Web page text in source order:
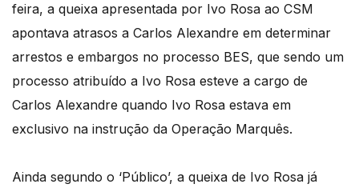
feira, a queixa apresentada por Ivo Rosa ao CSM
apontava atrasos a Carlos Alexandre em determinar
arrestos e embargos no processo BES, que sendo um
processo atribuído a Ivo Rosa esteve a cargo de
Carlos Alexandre quando Ivo Rosa estava em
exclusivo na instrução da Operação Marquês.
Ainda segundo o ‘Público’, a queixa de Ivo Rosa já